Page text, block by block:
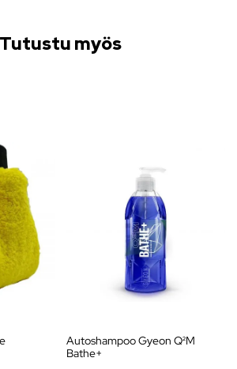
Tutustu myös
Autoshampoo Gyeon Q²M
Bathe+